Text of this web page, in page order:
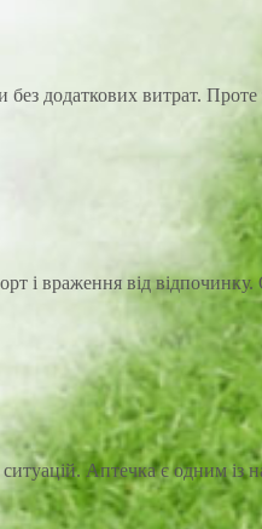
додаткових витрат.
враження від відпочинку.
Аптечка є одним із